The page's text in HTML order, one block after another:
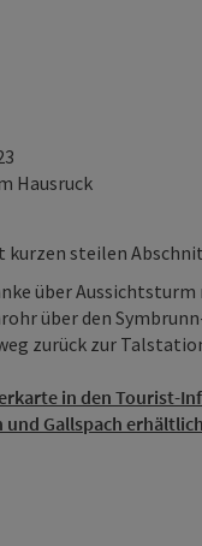
Hausruck
kurzen steilen
über
über den
zurück zur
in den Tourist-
und Gallspach erhältlich